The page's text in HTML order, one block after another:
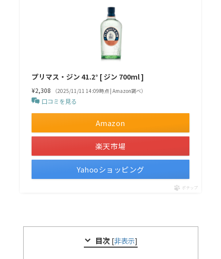
プリマス・ジン 41.2° [ ジン 700ml ]
¥2,308 （2025/11/11 14:09時点 | Amazon調べ）
口コミを見る
Amazon
楽天市場
Yahooショッピング
ポチップ
目次 [非表示]